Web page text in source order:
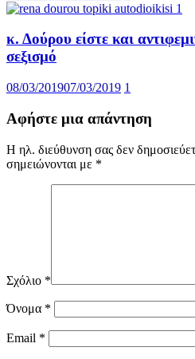
κ. Δούρου είστε και
σεξισμό
08/03/201907/03/2019 1
Αφήστε μια απάντηση
Η ηλ. διεύθυνση σας δεν
σημειώνονται με *
Σχόλιο *
Όνομα *
Email *